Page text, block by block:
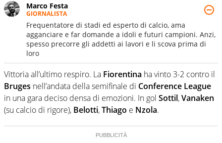
Marco Festa
GIORNALISTA
Frequentatore di stadi ed esperto di calcio, ama
agganciare e far domande a idoli e futuri campioni. Anzi,
spesso precorre gli addetti ai lavori e li scova prima di
loro
Vittoria all’ultimo respiro. La Fiorentina ha vinto 3-2 contro il
Bruges nell’andata della semifinale di Conference League
in una gara deciso densa di emozioni. In gol Sottil,Vanaken
(su calcio di rigore), Belotti,Thiago e Nzola.